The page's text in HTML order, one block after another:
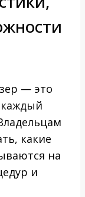
— это
какие
на
и